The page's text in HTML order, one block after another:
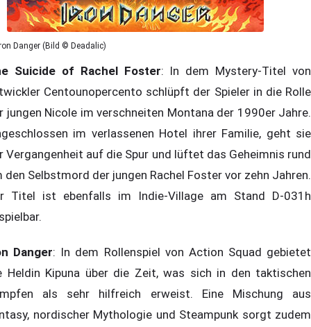
Danger (Bild © Deadalic)
Suicide of Rachel Foster: In dem Mystery-Titel von
Centounopercento schlüpft der Spieler in die Rolle
jungen Nicole im verschneiten Montana der 1990er Jahre.
im verlassenen Hotel ihrer Familie, geht sie
Vergangenheit auf die Spur und lüftet das Geheimnis rund
den Selbstmord der jungen Rachel Foster vor zehn Jahren.
Titel ist ebenfalls im Indie-Village am Stand D-031h
Danger: In dem Rollenspiel von Action Squad gebietet
Heldin Kipuna über die Zeit, was sich in den taktischen
als sehr hilfreich erweist. Eine Mischung aus
nordischer Mythologie und Steampunk sorgt zudem